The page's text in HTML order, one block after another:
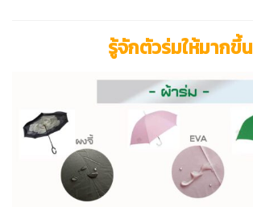
รู้จักตัวร่มให้มากขึ้น